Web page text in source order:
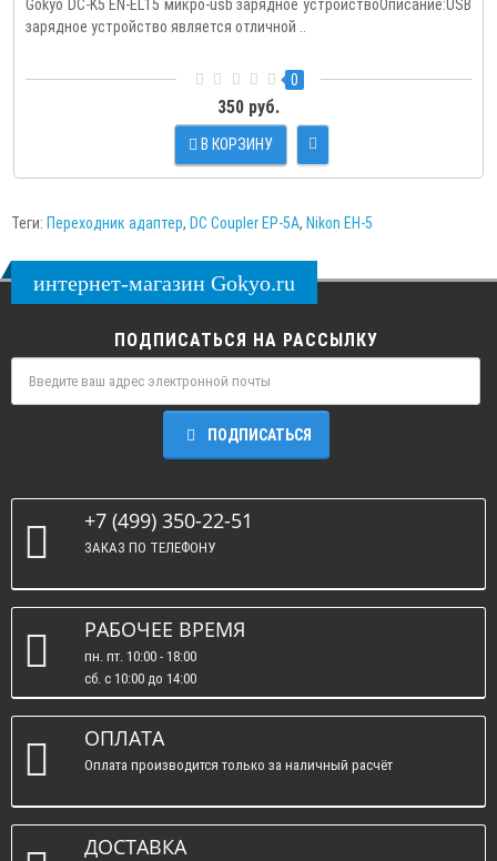
Gokyo DC-K5 EN-EL15 микро-usb зарядное устройствоОписание:USB
зарядное устройство является отличной ..
0
350 руб.
В КОРЗИНУ
Теги: Переходник адаптер, DC Coupler EP-5A, Nikon EH-5
интернет-магазин Gokyo.ru
ПОДПИСАТЬСЯ НА РАССЫЛКУ
ПОДПИСАТЬСЯ
+7 (499) 350-22-51
ЗАКАЗ ПО ТЕЛЕФОНУ
РАБОЧЕЕ ВРЕМЯ
пн. пт. 10:00 - 18:00
сб. c 10:00 до 14:00
вс. : выходные.
ОПЛАТА
Оплата производится только за наличный расчёт
ДОСТАВКА